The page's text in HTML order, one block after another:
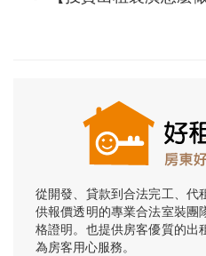
從開發、貸款到合法完工、代
供報價透明的專業合法室裝團
格證明。也提供房客優質的出
為房客用心服務。